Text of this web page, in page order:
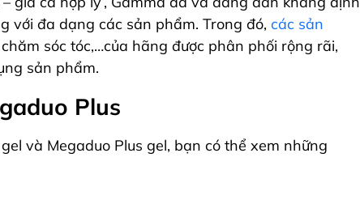
với đa dạng các sản phẩm. Trong đó, các sản
sóc tóc,…của hãng được phân phối rộng rãi,
sản phẩm.
Plus
và Megaduo Plus gel, bạn có thể xem những